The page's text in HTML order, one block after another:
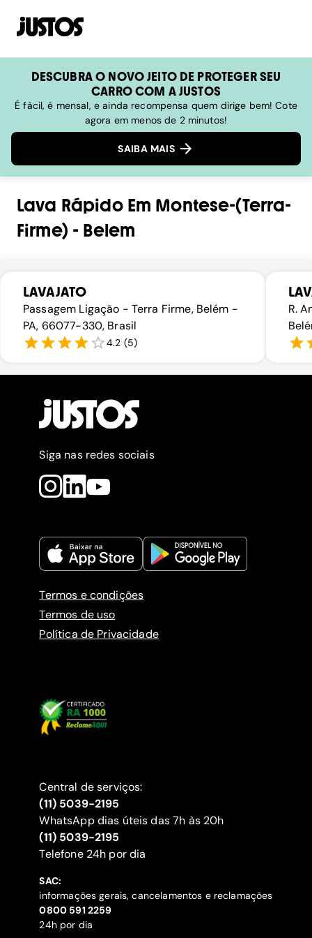
DESCUBRA O NOVO JEITO DE PROTEGER SEU
CARRO COM A JUSTOS
É fácil, é mensal, e ainda recompensa quem dirige bem! Cote
agora em menos de 2 minutos!
SAIBA MAIS
Lava RápidoEm Montese-(terra-
Firme) - Belem
LAVAJATO
Passagem Ligação - Terra Firme, Belém -
PA, 66077-330, Brasil
4.2 (5)
R.
Siga nas redes sociais
Termos e condições
Termos de uso
Política de Privacidade
Central de serviços:
(11) 5039-2195
WhatsApp dias úteis das 7h às 20h
(11) 5039-2195
‍Telefone 24h por dia
SAC:
informações gerais, cancelamentos e reclamações
‍0800 591 2259
24h por dia